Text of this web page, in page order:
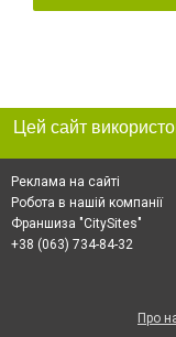
Реклама на сайті
Робота в нашій компанії
Франшиза "CitySites"
+38 (063) 734-84-32
Про